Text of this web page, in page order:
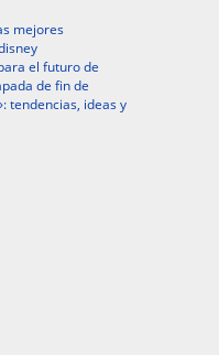
mejores
el futuro de
de fin de
tendencias, ideas y